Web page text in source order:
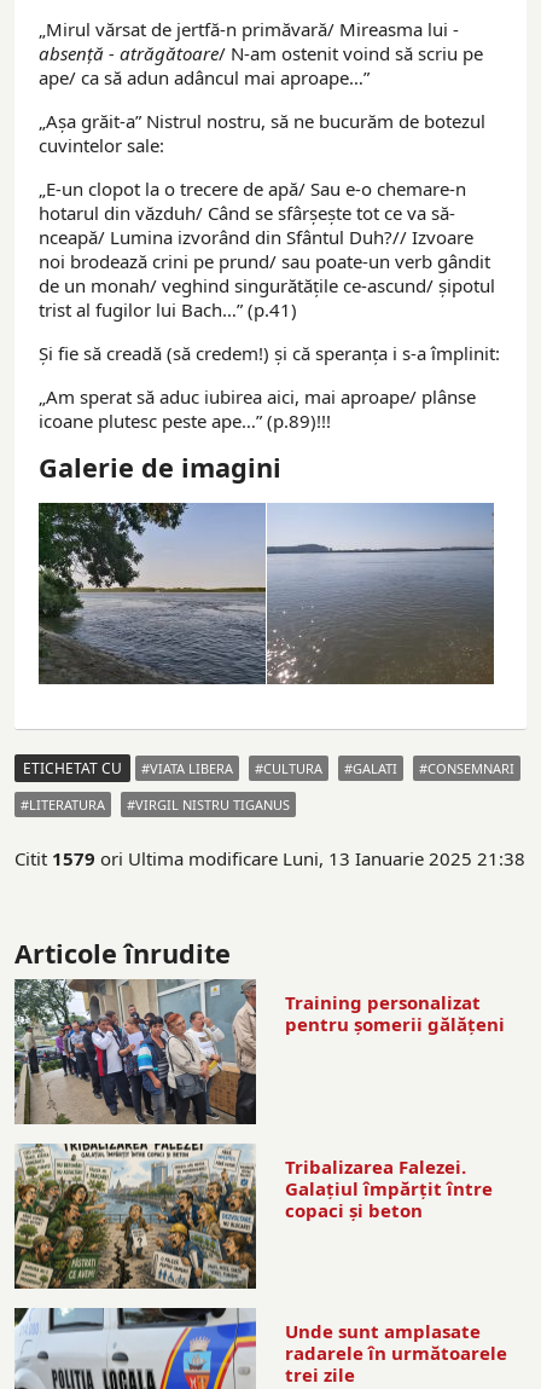
„Mirul vărsat de jertfă-n primăvară/ Mireasma lui -
absență - atrăgătoare/ N-am ostenit voind să scriu pe
ape/ ca să adun adâncul mai aproape…”
„Așa grăit-a” Nistrul nostru, să ne bucurăm de botezul
cuvintelor sale:
„E-un clopot la o trecere de apă/ Sau e-o chemare-n
hotarul din văzduh/ Când se sfârșește tot ce va să-
nceapă/ Lumina izvorând din Sfântul Duh?// Izvoare
noi brodează crini pe prund/ sau poate-un verb gândit
de un monah/ veghind singurătățile ce-ascund/ șipotul
trist al fugilor lui Bach…” (p.41)
Și fie să creadă (să credem!) și că speranța i s-a împlinit:
„Am sperat să aduc iubirea aici, mai aproape/ plânse
icoane plutesc peste ape…” (p.89)!!!
Galerie de imagini
ETICHETAT CU VIATA LIBERA CULTURA GALATI
CONSEMNARI
LITERATURA
VIRGIL NISTRU TIGANUS
Citit 1579 ori Ultima modificare Luni, 13 Ianuarie 2025 21:38
Articole înrudite
Training personalizat
pentru șomerii gălățeni
Tribalizarea Falezei.
Galațiul împărțit între
copaci și beton
Unde sunt amplasate
radarele în următoarele
trei zile